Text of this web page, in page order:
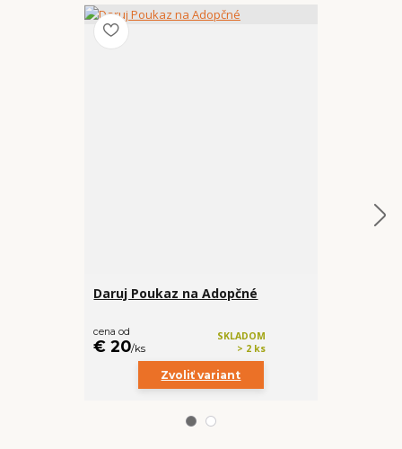
Daruj Poukaz na Adopčné
cena od
€ 20/ks
SKLADOM
> 2 ks
Zvoliť variant